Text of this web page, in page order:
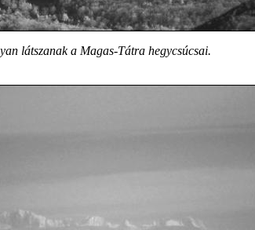
látszanak a Magas-Tátra hegycsúcsai.